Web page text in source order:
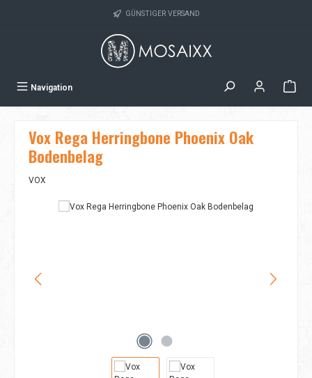
GÜNSTIGER VERSAND
Navigation
Vox Rega Herringbone Phoenix Oak
Bodenbelag
VOX
Bildergalerie überspringen